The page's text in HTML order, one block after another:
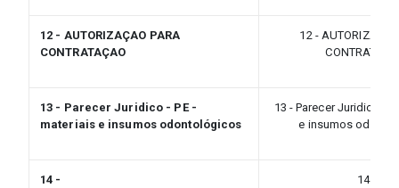
12 - AUTORIZAÇAO PARA
CONTRATAÇAO
12 -
13 - Parecer Juridico - PE -
materiais e insumos odontológicos
13 - Parecer Juridico -
e insumos
14 -
14 -